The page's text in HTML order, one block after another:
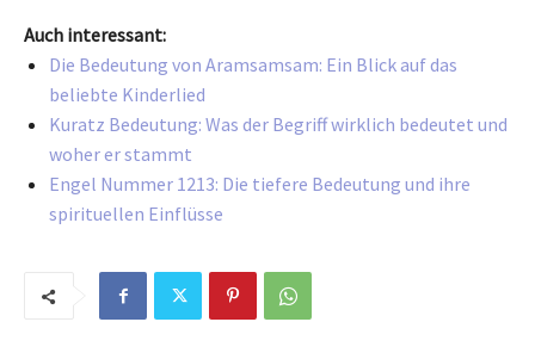
Auch interessant:
Die Bedeutung von Aramsamsam: Ein Blick auf das
beliebte Kinderlied
Kuratz Bedeutung: Was der Begriff wirklich bedeutet und
woher er stammt
Engel Nummer 1213: Die tiefere Bedeutung und ihre
spirituellen Einflüsse